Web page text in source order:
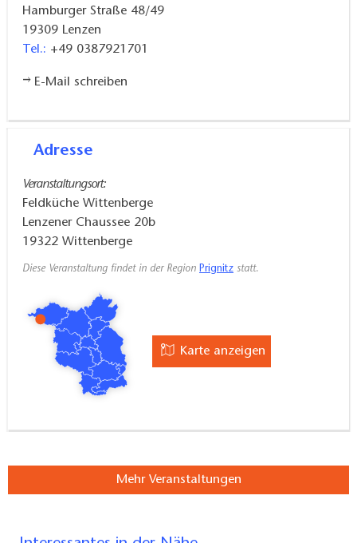
Hamburger Straße 48/49
19309 Lenzen
Tel.: +49 0387921701
E-Mail schreiben
Adresse
Veranstaltungsort:
Feldküche Wittenberge
Lenzener Chaussee 20b
19322 Wittenberge
Diese Veranstaltung findet in der Region Prignitz statt.
Karte anzeigen
Mehr Veranstaltungen